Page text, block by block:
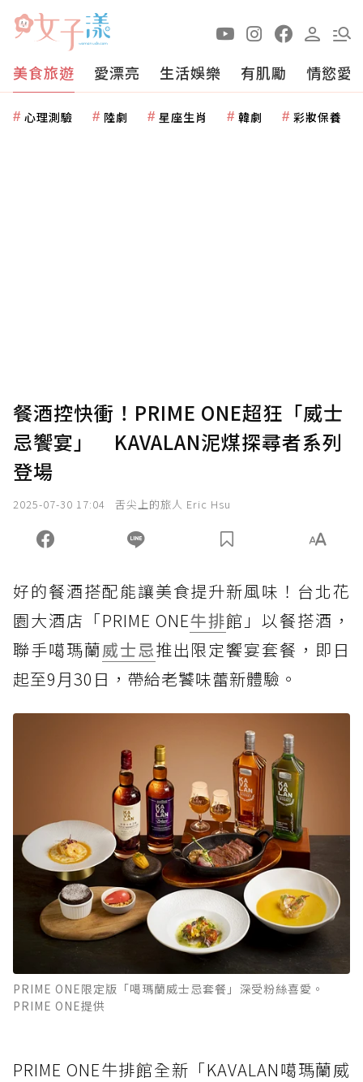
美食旅遊 愛漂亮 生活娛樂 有肌勵 情慾愛
心理測驗 陸劇 星座生肖 韓劇 彩妝保養
餐酒控快衝！PRIME ONE超狂「威士
忌饗宴」 KAVALAN泥煤探尋者系列
登場
2025-07-30 17:04 舌尖上的旅人 Eric Hsu
好的餐酒搭配能讓美食提升新風味！台北花
園大酒店「PRIME ONE牛排館」以餐搭酒，
聯手噶瑪蘭威士忌推出限定饗宴套餐，即日
起至9月30日，帶給老饕味蕾新體驗。
PRIME ONE限定版「噶瑪蘭威士忌套餐」深受粉絲喜愛。
PRIME ONE提供
PRIME ONE牛排館全新「KAVALAN噶瑪蘭威